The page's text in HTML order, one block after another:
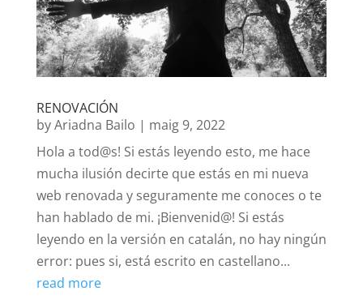
RENOVACIÓN
byAriadna Bailo | maig 9, 2022
Hola a tod@s! Si estás leyendo esto, me hace
mucha ilusión decirte que estás en mi nueva
web renovada y seguramente me conoces o te
han hablado de mi. ¡Bienvenid@! Si estás
leyendo en la versión en catalán, no hay ningún
error: pues si, está escrito en castellano...
read more